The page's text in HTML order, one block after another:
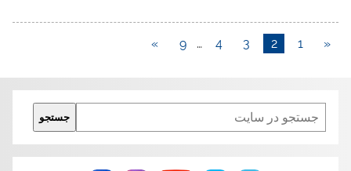
«
1
2
3
4
…
9
»
Search
جستجو